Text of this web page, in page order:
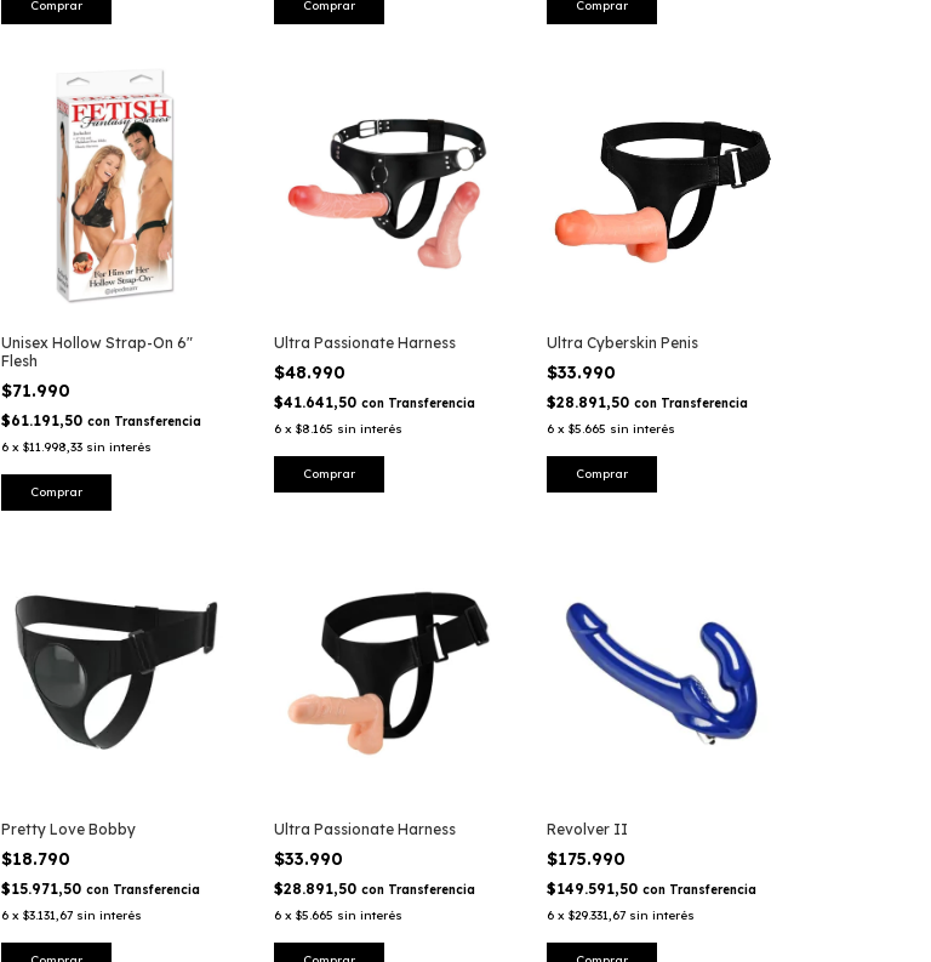
Unisex Hollow Strap-On 6"
Flesh
$71.990
$61.191,50 con Transferencia
6 x $11.998,33 sin interés
Ultra Passionate Harness
$48.990
$41.641,50 con Transferencia
6 x $8.165 sin interés
Ultra Cyberskin Penis
$33.990
$28.891,50 con Transferencia
6 x $5.665 sin interés
Pretty Love Bobby
$18.790
$15.971,50 con Transferencia
6 x $3.131,67 sin interés
Ultra Passionate Harness
$33.990
$28.891,50 con Transferencia
6 x $5.665 sin interés
Revolver II
$175.990
$149.591,50 con Transferencia
6 x $29.331,67 sin interés